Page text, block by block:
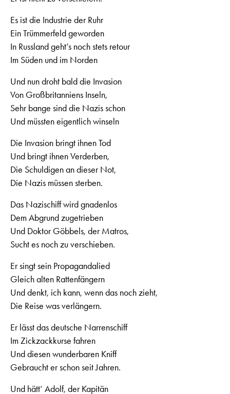
Es ist die Industrie der Ruhr
Ein Trümmerfeld geworden
In Russland geht’s noch stets retour
Im Süden und im Norden
Und nun droht bald die Invasion
Von Großbritanniens Inseln,
Sehr bange sind die Nazis schon
Und müssten eigentlich winseln
Die Invasion bringt ihnen Tod
Und bringt ihnen Verderben,
Die Schuldigen an dieser Not,
Die Nazis müssen sterben.
Das Nazischiff wird gnadenlos
Dem Abgrund zugetrieben
Und Doktor Göbbels, der Matros,
Sucht es noch zu verschieben.
Er singt sein Propagandalied
Gleich alten Rattenfängern
Und denkt, ich kann, wenn das noch zieht,
Die Reise was verlängern.
Er lässt das deutsche Narrenschiff
Im Zickzackkurse fahren
Und diesen wunderbaren Kniff
Gebraucht er schon seit Jahren.
Und hätt’ Adolf, der Kapitän